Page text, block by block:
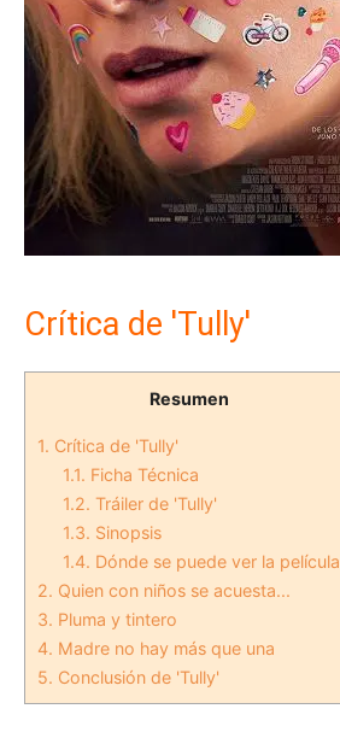
Crítica de 'Tully'
Resumen
1. Crítica de 'Tully'
1.1. Ficha Técnica
1.2. Tráiler de 'Tully'
1.3. Sinopsis
1.4. Dónde se puede ver la película
2. Quien con niños se acuesta...
3. Pluma y tintero
4. Madre no hay más que una
5. Conclusión de 'Tully'